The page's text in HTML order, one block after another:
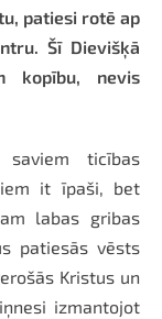
patiesi rotē ap
Šī Dievišķā
kopību, nevis
saviem ticības
it īpaši, bet
labas gribas
patiesās vēsts
Kristus un
izmantojot